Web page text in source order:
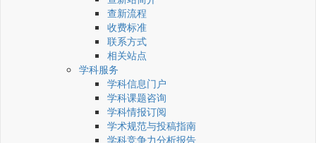
查新流程
收费标准
联系方式
相关站点
学科服务
学科信息门户
学科课题咨询
学科情报订阅
学术规范与投稿指南
学科竞争力分析报告